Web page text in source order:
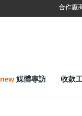
合作廠
new 媒體專訪 收款